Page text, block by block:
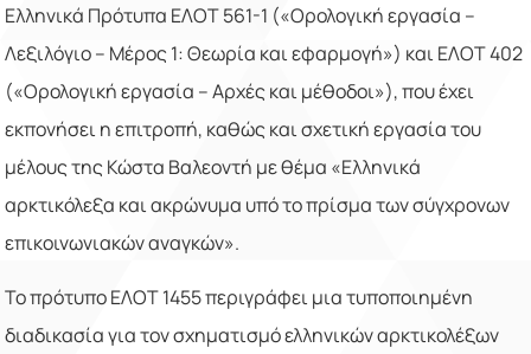
Ελληνικά Πρότυπα ΕΛΟΤ 561-1 («Ορολογική εργασία –
Λεξιλόγιο – Μέρος 1: Θεωρία και εφαρμογή») και ΕΛΟΤ 402
(«Ορολογική εργασία – Αρχές και μέθοδοι»), που έχει
εκπονήσει η επιτροπή, καθώς και σχετική εργασία του
μέλους της Κώστα Βαλεοντή με θέμα «Ελληνικά
αρκτικόλεξα και ακρώνυμα υπό το πρίσμα των σύγχρονων
επικοινωνιακών αναγκών».
Το πρότυπο ΕΛΟΤ 1455 περιγράφει μια τυποποιημένη
διαδικασία για τον σχηματισμό ελληνικών αρκτικολέξων